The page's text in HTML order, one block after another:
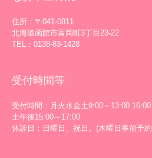
住所：〒041-0811
北海道函館市富岡町3丁目23-22
TEL：0138-83-1428
受付時間等
受付時間：月火水金土9:00～13:00
土午後15:00～17:00
休診日：日曜日、祝日。(木曜日事前予